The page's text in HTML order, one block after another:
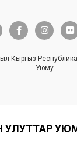
x facebook-finstagram
Кыргыз
Уюму
УЛУТТАР